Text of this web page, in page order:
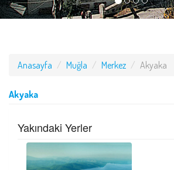
Anasayfa Muğla Merkez Akyaka
Akyaka
Yakındaki Yerler